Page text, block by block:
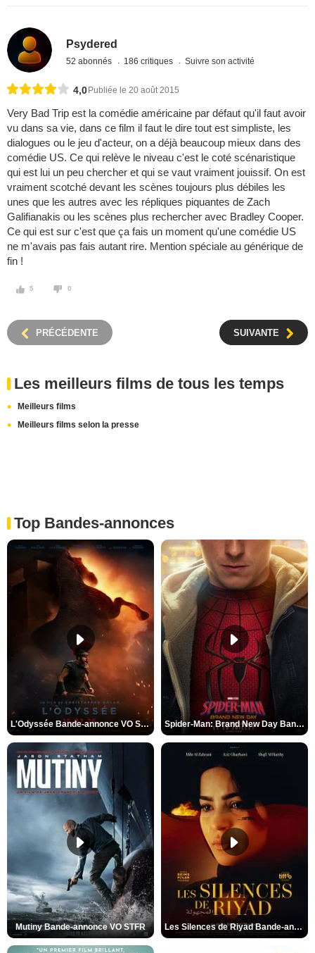
Psydered
52 abonnés 186 critiques Suivre son activité
4,0 Publiée le 20 août 2015
Very Bad Trip est la comédie américaine par défaut qu'il faut avoir
vu dans sa vie, dans ce film il faut le dire tout est simpliste, les
dialogues ou le jeu d'acteur, on a déjà beaucoup mieux dans des
comédie US. Ce qui relève le niveau c'est le coté scénaristique
qui est lui un peu chercher et qui se vaut vraiment jouissif. On est
vraiment scotché devant les scènes toujours plus débiles les
unes que les autres avec les répliques piquantes de Zach
Galifianakis ou les scènes plus rechercher avec Bradley Cooper.
Ce qui est sur c'est que ça fais un moment qu'une comédie US
ne m'avais pas fais autant rire. Mention spéciale au générique de
fin !
5 0
PRÉCÉDENTE SUIVANTE
Les meilleurs films de tous les temps
Meilleurs films
Meilleurs films selon la presse
Top Bandes-annonces
L'Odyssée Bande-annonce VO STFR Spider-Man: Brand New Day Bande-annonce VO STFR
Mutiny Bande-annonce VO STFR Les Silences de Riyad Bande-annonce VO STFR